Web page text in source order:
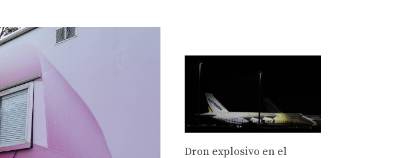
Dron explosivo en el